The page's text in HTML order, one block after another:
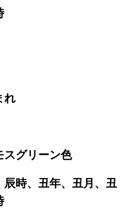
れ
スグリーン色
時、丑年、丑月、丑